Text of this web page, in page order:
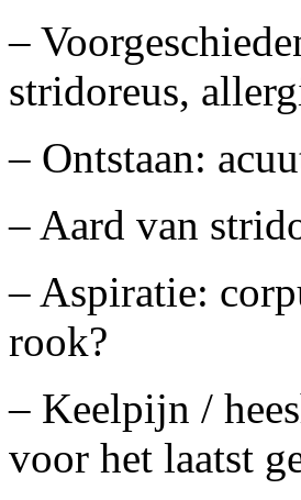
–
stridoreus,
– Ontstaan:
– Aard van
– Aspiratie:
rook?
– Keelpijn /
voor het laatst